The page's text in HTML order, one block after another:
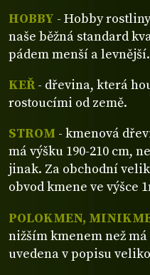
HOBBY - Hobby
naše běžná standard
pádem menší a levnější.
KEŘ- dřevina, která
rostoucími od země.
STROM - kmenová
má výšku 190-210 cm,
jinak. Za obchodní
obvod kmene ve výšce
POLOKMEN,
nižším kmenem než
uvedena v popisu